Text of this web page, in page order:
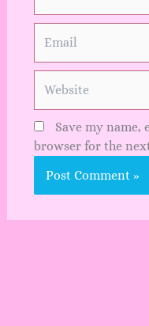
Save my name,
browser for the